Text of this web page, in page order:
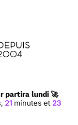
partira lundi 🚀
21 minutes et 23